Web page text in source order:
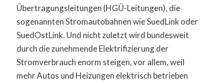
Übertragungsleitungen (HGÜ-Leitungen), die
sogenannten Stromautobahnen wie SuedLink oder
SuedOstLink. Und nicht zuletzt wird bundesweit
durch die zunehmende Elektrifizierung der
Stromverbrauch enorm steigen, vor allem, weil
mehr Autos und Heizungen elektrisch betrieben